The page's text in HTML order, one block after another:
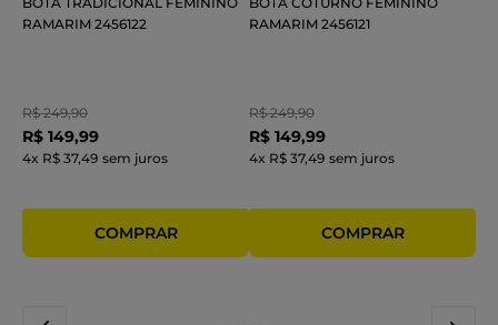
RAMARIM 2456122
R$ 249,90
R$ 149,99
4x R$ 37,49 sem juros
RAMARIM 2456121
R$ 249,90
R$ 149,99
4x R$ 37,49 sem juros